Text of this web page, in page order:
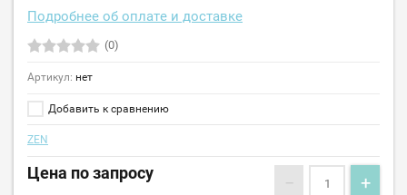
Подробнее об оплате и доставке
(0)
Артикул: нет
Добавить к сравнению
ZEN
Цена по запросу − +